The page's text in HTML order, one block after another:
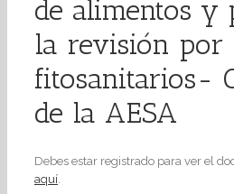
de alimentos y
la revisión por
fitosanitarios-
de la AESA
Debes estar registrado para ver el
aquí.